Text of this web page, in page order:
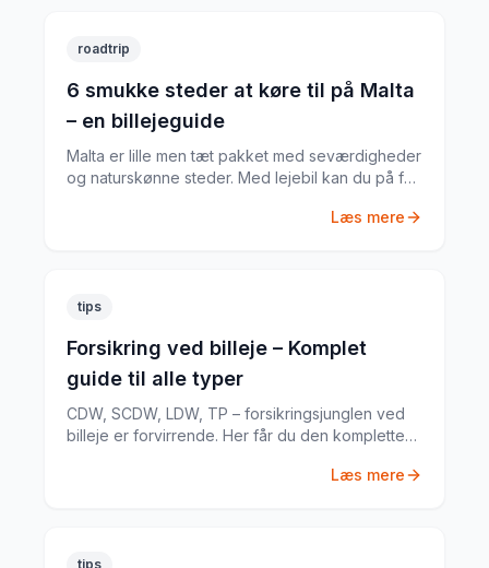
roadtrip
6 smukke steder at køre til på Malta
– en billejeguide
Malta er lille men tæt pakket med seværdigheder
og naturskønne steder. Med lejebil kan du på få
Læs mere
tips
Forsikring ved billeje – Komplet
guide til alle typer
CDW, SCDW, LDW, TP – forsikringsjunglen ved
billeje er forvirrende. Her får du den komplette
Læs mere
tips